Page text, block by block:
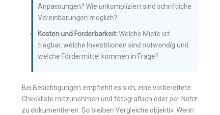
Anpassungen? Wie unkompliziert sind schriftliche
Vereinbarungen möglich?
Kosten und Förderbarkeit:Welche Miete ist
tragbar, welche Investitionen sind notwendig und
welche Fördermittel kommen in Frage?
Bei Besichtigungen empfiehlt es sich, eine vorbereitete
Checkliste mitzunehmen und fotografisch oder per Notiz
zu dokumentieren. So bleiben Vergleiche objektiv. Wenn